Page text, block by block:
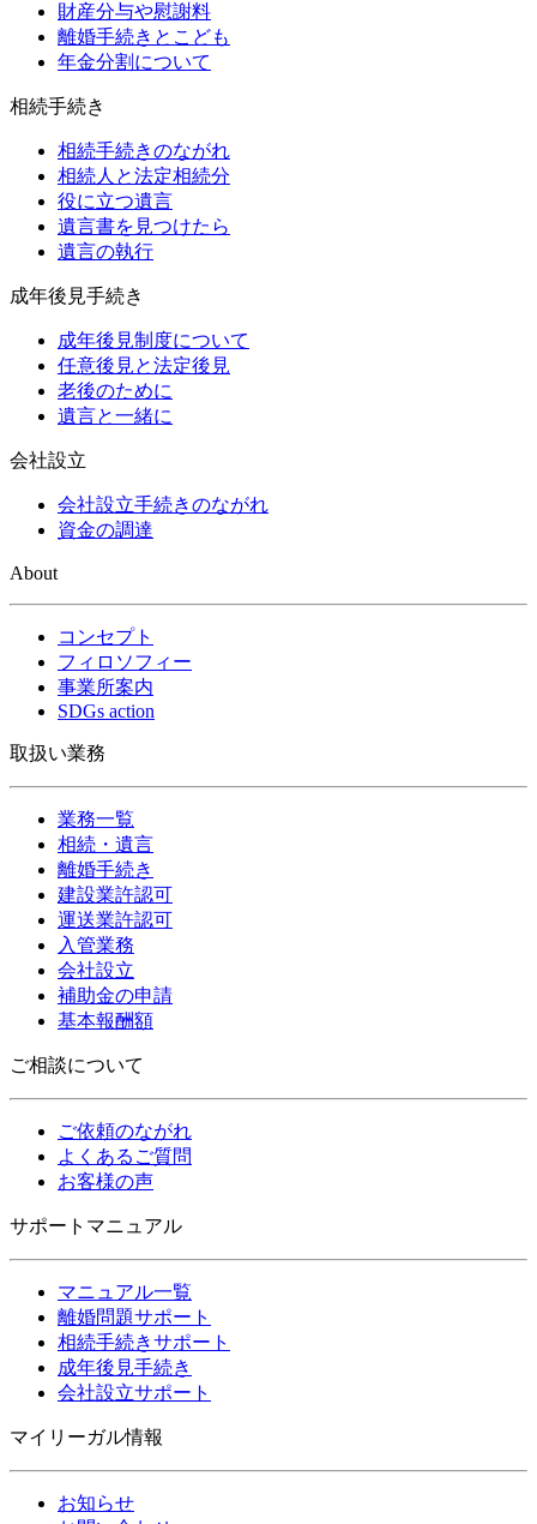
財産分与や慰謝料
離婚手続きとこども
年金分割について
相続手続き
相続手続きのながれ
相続人と法定相続分
役に立つ遺言
遺言書を見つけたら
遺言の執行
成年後見手続き
成年後見制度について
任意後見と法定後見
老後のために
遺言と一緒に
会社設立
会社設立手続きのながれ
資金の調達
About
コンセプト
フィロソフィー
事業所案内
SDGs action
取扱い業務
業務一覧
相続・遺言
離婚手続き
建設業許認可
運送業許認可
入管業務
会社設立
補助金の申請
基本報酬額
ご相談について
ご依頼のながれ
よくあるご質問
お客様の声
サポートマニュアル
マニュアル一覧
離婚問題サポート
相続手続きサポート
成年後見手続き
会社設立サポート
マイリーガル情報
お知らせ